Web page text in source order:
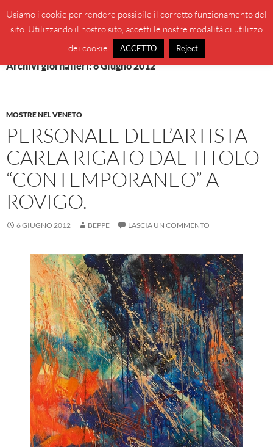
contenuto
BeppeBlog
MENU
Archivi giornalieri: 6 Giugno 2012
MOSTRE NEL VENETO
PERSONALE DELL’ARTISTA
CARLA RIGATO DAL TITOLO
“CONTEMPORANEO” A
ROVIGO.
6 GIUGNO 2012 BEPPE LASCIA UN COMMENTO
Usiamo i cookie per rendere possibile il corretto funzionamento del
sito. Utilizzando il nostro sito, accetti le nostre modalità di utilizzo
dei cookie.
ACCETTO Reject